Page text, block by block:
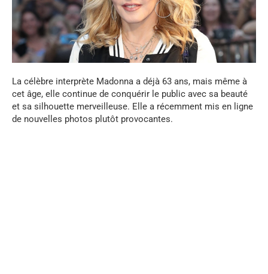
La célèbre interprète Madonna a déjà 63 ans, mais même à
cet âge, elle continue de conquérir le public avec sa beauté
et sa silhouette merveilleuse. Elle a récemment mis en ligne
de nouvelles photos plutôt provocantes.